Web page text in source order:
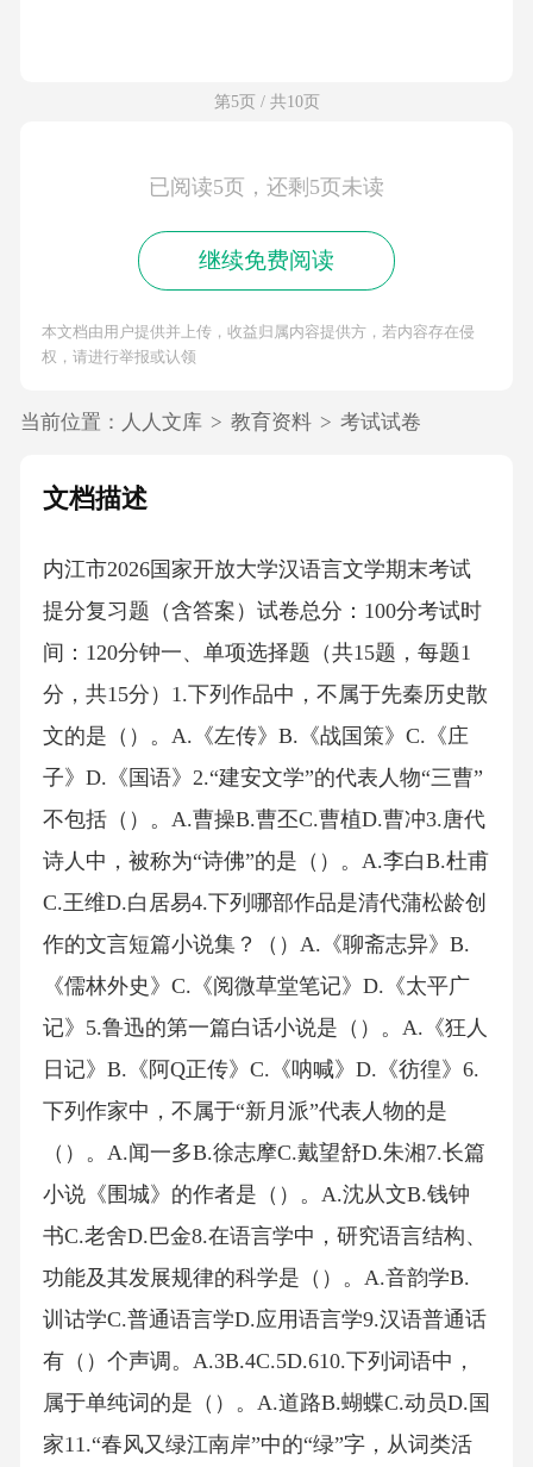
第5页 / 共10页
已阅读5页，还剩5页未读
继续免费阅读
本文档由用户提供并上传，收益归属内容提供方，若内容存在侵
权，请进行举报或认领
当前位置： 人人文库 > 教育资料 > 考试试卷
文档描述
内江市2026国家开放大学汉语言文学期末考试
提分复习题（含答案）试卷总分：100分考试时
间：120分钟一、单项选择题（共15题，每题1
分，共15分）1.下列作品中，不属于先秦历史散
文的是（）。A.《左传》B.《战国策》C.《庄
子》D.《国语》2.“建安文学”的代表人物“三曹”
不包括（）。A.曹操B.曹丕C.曹植D.曹冲3.唐代
诗人中，被称为“诗佛”的是（）。A.李白B.杜甫
C.王维D.白居易4.下列哪部作品是清代蒲松龄创
作的文言短篇小说集？（）A.《聊斋志异》B.
《儒林外史》C.《阅微草堂笔记》D.《太平广
记》5.鲁迅的第一篇白话小说是（）。A.《狂人
日记》B.《阿Q正传》C.《呐喊》D.《彷徨》6.
下列作家中，不属于“新月派”代表人物的是
（）。A.闻一多B.徐志摩C.戴望舒D.朱湘7.长篇
小说《围城》的作者是（）。A.沈从文B.钱钟
书C.老舍D.巴金8.在语言学中，研究语言结构、
功能及其发展规律的科学是（）。A.音韵学B.
训诂学C.普通语言学D.应用语言学9.汉语普通话
有（）个声调。A.3B.4C.5D.610.下列词语中，
属于单纯词的是（）。A.道路B.蝴蝶C.动员D.国
家11.“春风又绿江南岸”中的“绿”字，从词类活